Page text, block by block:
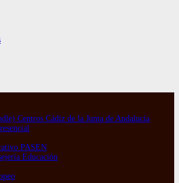
Centros Cádiz de la Junta de Andalucía
PASEN
Educación